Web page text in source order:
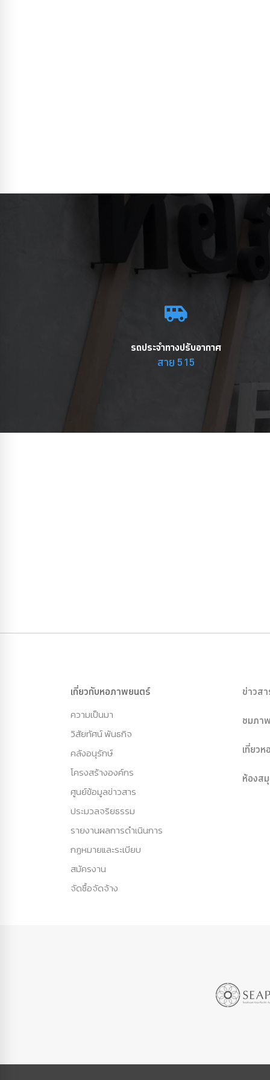
รถประจำทางปรับอากาศ
สาย 515
เกี่ยวกับหอภาพยนตร์
ความเป็นมา
วิสัยทัศน์ พันธกิจ
คลังอนุรักษ์
โครงสร้างองค์กร
ศูนย์ข้อมูลข่าวสาร
ประมวลจริยธรรม
รายงานผลการดำเนินการ
กฏหมายและระเบียบ
สมัครงาน
จัดซื้อจัดจ้าง
ข่าวส
ชมภา
เที่ยว
ห้องส